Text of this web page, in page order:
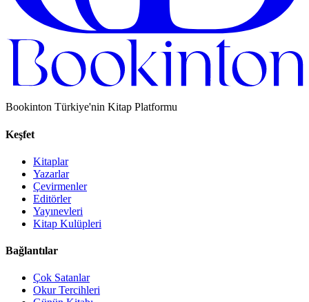
Bookinton Türkiye'nin Kitap Platformu
Keşfet
Kitaplar
Yazarlar
Çevirmenler
Editörler
Yayınevleri
Kitap Kulüpleri
Bağlantılar
Çok Satanlar
Okur Tercihleri